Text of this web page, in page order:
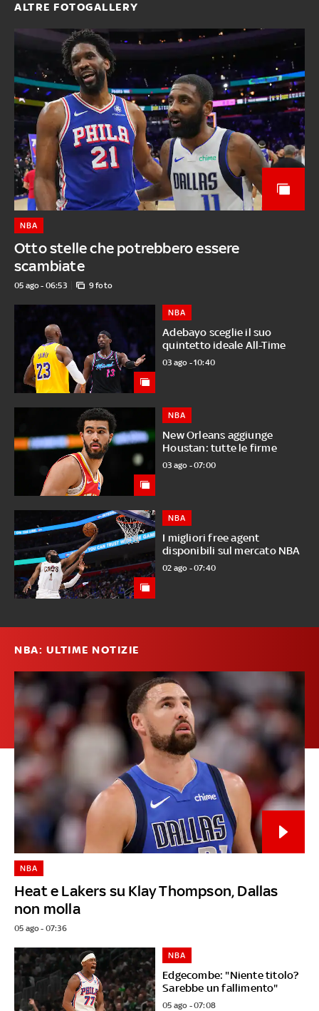
ALTRE FOTOGALLERY
Otto stelle che potrebbero essere
scambiate
NBA
05 ago - 06:53 9 foto
Adebayo sceglie il suo
quintetto ideale All-Time
NBA
03 ago - 10:40
New Orleans aggiunge
Houstan: tutte le firme
NBA
03 ago - 07:00
I migliori free agent
disponibili sul mercato NBA
NBA
02 ago - 07:40
NBA: ULTIME NOTIZIE
Heat e Lakers su Klay Thompson, Dallas
non molla
NBA
05 ago - 07:36
Edgecombe: "Niente titolo?
Sarebbe un fallimento"
NBA
05 ago - 07:08